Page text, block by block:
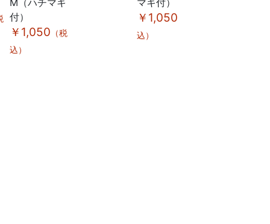
付）
￥1,050 （税
込）
￥1,050
込）